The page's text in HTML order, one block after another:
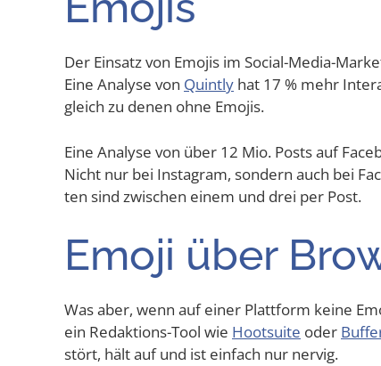
Der Ein­satz von Emo­jis im Social-Media-
Eine Ana­ly­se von Quint­ly hat 17 % mehr
gleich zu denen ohne Emojis.
Eine Ana­ly­se von über 12 Mio. Posts auf
Nicht nur bei Insta­gram, son­dern auch bei
ten sind zwi­schen einem und drei per Post.
Emo­ji über
Was aber, wenn auf einer Platt­form kei­ne
ein Redak­ti­ons-Tool wie Hoot­suite oder
stört, hält auf und ist ein­fach nur nervig.